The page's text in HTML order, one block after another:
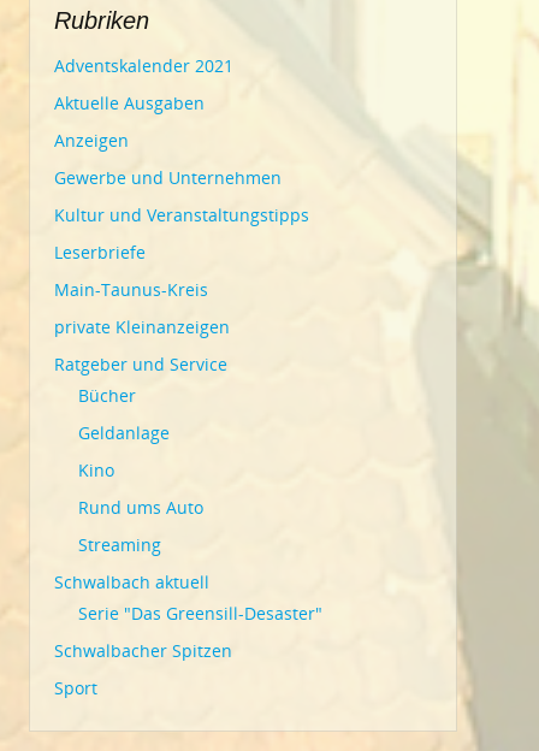
Rubriken
Adventskalender 2021
Aktuelle Ausgaben
Anzeigen
Gewerbe und Unternehmen
Kultur und Veranstaltungstipps
Leserbriefe
Main-Taunus-Kreis
private Kleinanzeigen
Ratgeber und Service
Bücher
Geldanlage
Kino
Rund ums Auto
Streaming
Schwalbach aktuell
Serie "Das Greensill-Desaster"
Schwalbacher Spitzen
Sport